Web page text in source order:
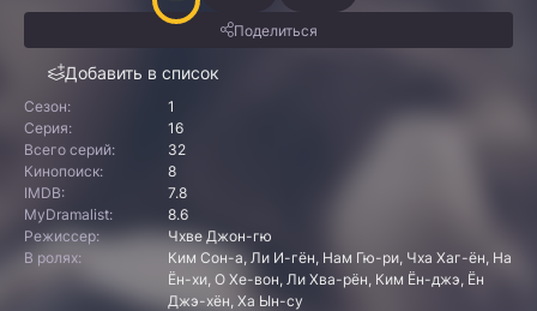
Добавить в список
Поделиться
Сезон:
1
Серия:
16
Всего серий:
32
Кинопоиск:
8
IMDB:
7.8
MyDramalist:
8.6
Режиссер:
Чхве Джон-гю
В ролях:
Ким Сон-а, Ли И-гён, Нам Гю-ри, Чха Хаг-ён, На
Ён-хи, О Хе-вон, Ли Хва-рён, Ким Ён-джэ, Ён
Джэ-хён, Ха Ын-су